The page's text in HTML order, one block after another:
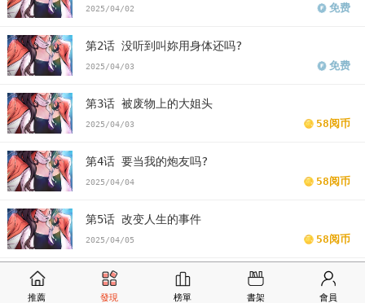
2025/04/02 免费
第2话 没听到叫妳用身体还吗?
2025/04/03 免费
第3话 被废物上的大姐头
2025/04/03 58阅币
第4话 要当我的炮友吗?
2025/04/04 58阅币
第5话 改变人生的事件
2025/04/05 58阅币
第6话 你这样子是强奸!!!
2025/04/05 58阅币
推薦 發現 榜單 書架 會員